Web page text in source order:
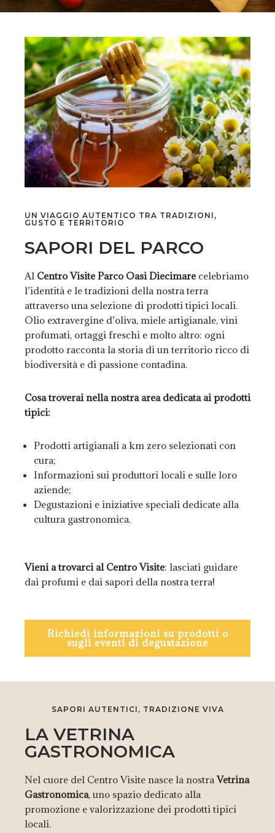
UN VIAGGIO AUTENTICO TRA TRADIZIONI,
GUSTO E TERRITORIO
SAPORI DEL PARCO
Al Centro Visite Parco Oasi Diecimare celebriamo
l’identità e le tradizioni della nostra terra
attraverso una selezione di prodotti tipici locali.
Olio extravergine d’oliva, miele artigianale, vini
profumati, ortaggi freschi e molto altro: ogni
prodotto racconta la storia di un territorio ricco di
biodiversità e di passione contadina.
Cosa troverai nella nostra area dedicata ai prodotti
tipici:
Prodotti artigianali a km zero selezionati con
cura;
Informazioni sui produttori locali e sulle loro
aziende;
Degustazioni e iniziative speciali dedicate alla
cultura gastronomica.
Vieni a trovarci al Centro Visite: lasciati guidare
dai profumi e dai sapori della nostra terra!
Richiedi informazioni su prodotti o
sugli eventi di degustazione
SAPORI AUTENTICI, TRADIZIONE VIVA
LA VETRINA
GASTRONOMICA
Nel cuore del Centro Visite nasce la nostraVetrina
Gastronomica, uno spazio dedicato alla
promozione e valorizzazione dei prodotti tipici
locali.